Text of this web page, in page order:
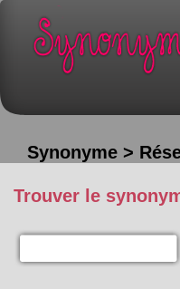
Synonyme >
Trouver le